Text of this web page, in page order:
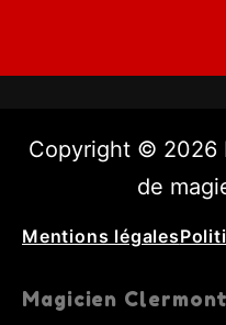
Copyright © 2026
de
Mentions légales
Magicien